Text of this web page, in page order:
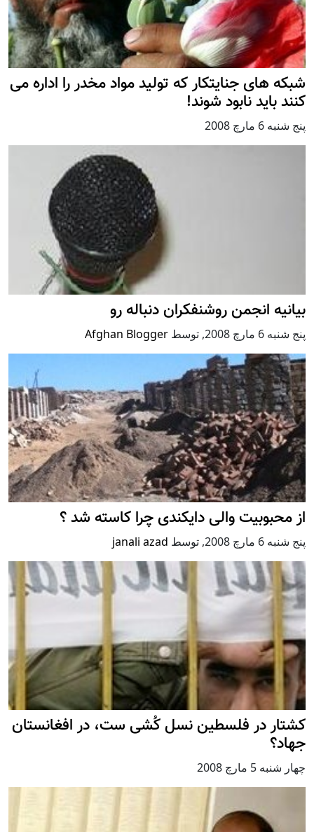
شبکه های جنایتکار که توليد مواد مخدر را اداره می
کنند باید نابود شوند!
پنج شنبه 6 مارچ 2008
بیانیه انجمن روشنفکران دنباله رو
پنج شنبه 6 مارچ 2008 , توسط Afghan Blogger
از محبوبیت والی دایکندی چرا کاسته شد ؟
پنج شنبه 6 مارچ 2008 , توسط janali azad
کشتار در فلسطين نسل کُشی ست، در افغانستان
جهاد؟
چهار شنبه 5 مارچ 2008